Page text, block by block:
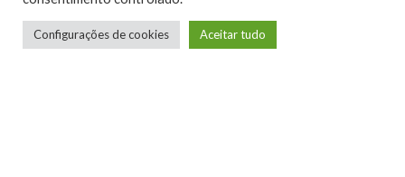
Configurações de cookies Aceitar tudo